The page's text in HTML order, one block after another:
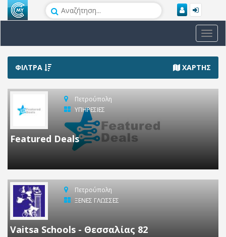
ΦΙΛΤΡΑ ΧΑΡΤΗΣ
Πετρούπολη
ΥΠΗΡΕΣΙΕΣ
Featured Deals
Πετρούπολη
ΞΕΝΕΣ ΓΛΩΣΣΕΣ
Vaitsa Schools - Θεσσαλίας 82